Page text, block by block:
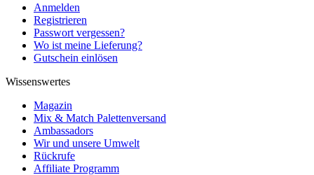
Anmelden
Registrieren
Passwort vergessen?
Wo ist meine Lieferung?
Gutschein einlösen
Wissenswertes
Magazin
Mix & Match Palettenversand
Ambassadors
Wir und unsere Umwelt
Rückrufe
Affiliate Programm